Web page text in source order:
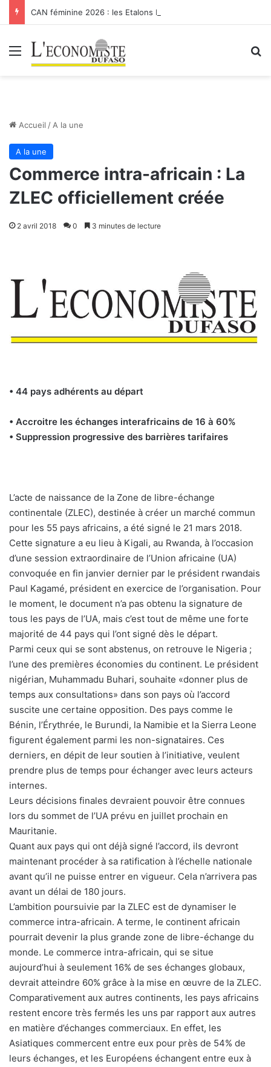
Menu
Accueil / A la une
A la une
Commerce intra-africain : La
ZLEC officiellement créée
2 avril 2018 0 3 minutes de lecture
• 44 pays adhérents au départ
• Accroitre les échanges interafricains de 16 à 60%
• Suppression progressive des barrières tarifaires
L’acte de naissance de la Zone de libre-échange
continentale (ZLEC), destinée à créer un marché commun
pour les 55 pays africains, a été signé le 21 mars 2018.
Cette signature a eu lieu à Kigali, au Rwanda, à l’occasion
d’une session extraordinaire de l’Union africaine (UA)
convoquée en fin janvier dernier par le président rwandais
Paul Kagamé, président en exercice de l’organisation. Pour
le moment, le document n’a pas obtenu la signature de
tous les pays de l’UA, mais c’est tout de même une forte
majorité de 44 pays qui l’ont signé dès le départ.
Parmi ceux qui se sont abstenus, on retrouve le Nigeria ;
l’une des premières économies du continent. Le président
nigérian, Muhammadu Buhari, souhaite «donner plus de
temps aux consultations» dans son pays où l’accord
suscite une certaine opposition. Des pays comme le
Bénin, l’Érythrée, le Burundi, la Namibie et la Sierra Leone
figurent également parmi les non-signataires. Ces
derniers, en dépit de leur soutien à l’initiative, veulent
prendre plus de temps pour échanger avec leurs acteurs
internes.
Leurs décisions finales devraient pouvoir être connues
lors du sommet de l’UA prévu en juillet prochain en
Mauritanie.
Quant aux pays qui ont déjà signé l’accord, ils devront
maintenant procéder à sa ratification à l’échelle nationale
avant qu’il ne puisse entrer en vigueur. Cela n’arrivera pas
avant un délai de 180 jours.
L’ambition poursuivie par la ZLEC est de dynamiser le
commerce intra-africain. A terme, le continent africain
pourrait devenir la plus grande zone de libre-échange du
monde. Le commerce intra-africain, qui se situe
aujourd’hui à seulement 16% de ses échanges globaux,
devrait atteindre 60% grâce à la mise en œuvre de la ZLEC.
Comparativement aux autres continents, les pays africains
restent encore très fermés les uns par rapport aux autres
en matière d’échanges commerciaux. En effet, les
Asiatiques commercent entre eux pour près de 54% de
leurs échanges, et les Européens échangent entre eux à